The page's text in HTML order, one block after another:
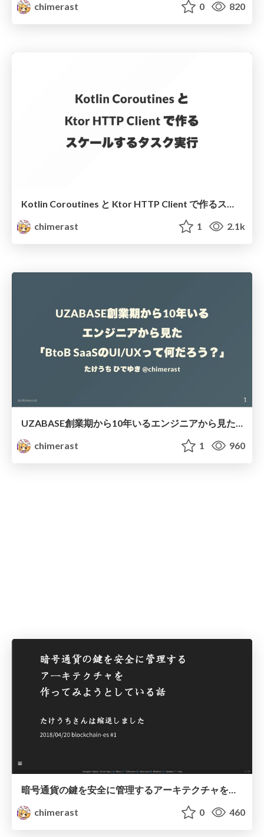
chimerast
0 820
chimerast
1 2.1k
UZABASE創業期から10年いるエンジニアから見た「BtoB SaaSのUI/UXってなんだろう？」
chimerast
1 960
暗号通貨の鍵を安全に管理するアーキテクチャを作ってみようとしている話
chimerast
0 460